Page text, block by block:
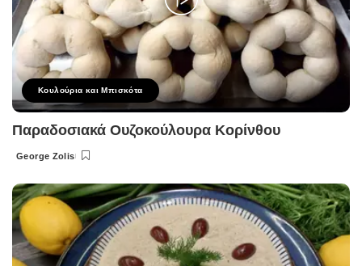
Κουλούρια και Μπισκότα
Παραδοσιακά Ουζοκούλουρα Κορίνθου
Posted
George Zolis